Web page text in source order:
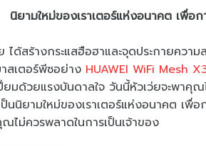
นิยามใหม่ของเราเตอร์แห่งอนาคต เพื่อ
ได้สร้างกระแสฮือฮาและจุดประกายควา
สเตอร์พีซอย่าง HUAWEI WiFi Mesh
ยมด้วยแรงบันดาลใจ วันนี้หัวเว่ยจะพาคุ
ป็นนิยามใหม่ของเราเตอร์แห่งอนาคต เพื่อ
ม่ควรพลาดในการเป็นเจ้าของ